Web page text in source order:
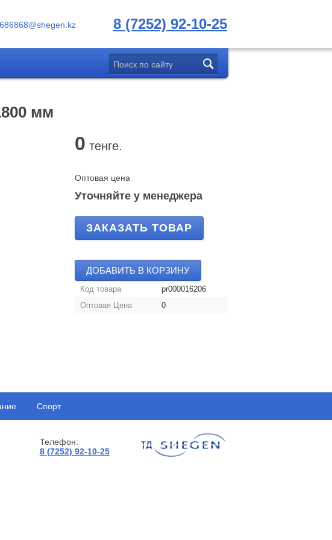
686868@shegen.kz 8 (7252) 92-10-25
мм
0 тенге.
Оптовая цена
Уточняйте у менеджера
ЗАКАЗАТЬ ТОВАР
ДОБАВИТЬ В КОРЗИНУ
Код товара
pr000016206
Оптовая Цена
0
Спорт
Телефон:
8 (7252) 92-10-25